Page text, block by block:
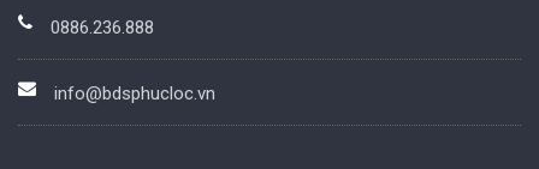
0886.236.888
info@bdsphucloc.vn